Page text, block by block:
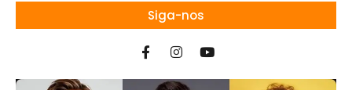
Siga-nos